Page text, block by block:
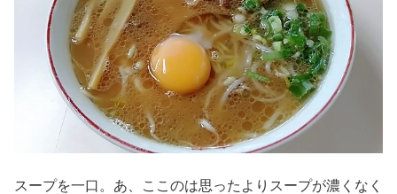
スープを一口。あ、ここのは思ったよりスープが濃くなく